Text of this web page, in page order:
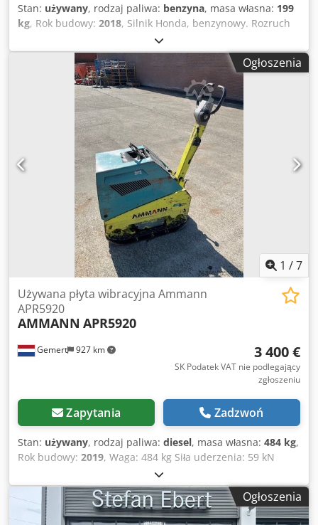
Stan: używany, rodzaj paliwa: benzyna, masa własna: 199
kg, Rok budowy: 2018, Silnik Honda, benzynowy. Rozruch
ręczny. Waga: 199 kg Siła uderzenia: 30 kN Szerokość płyty:
50 cm Ruch do przodu/do tyłu. Cena: 1700 EUR, bez VAT.
Chedpfx Aoxw H Hvsktja Dostępne w większej ilości!Ogłoszenia
1 /7
Gemert 927 km
Używana płyta wibracyjna Ammann
APR5920
AMMANN APR5920
3 400 €
SK Podatek VAT nie podlegający
zgłoszeniu
Zapytania Zadzwoń
Stan: używany, rodzaj paliwa: diesel, masa własna: 484 kg,
Rok budowy: 2019, Waga: 484 kg Siła uderzenia: 59 kN
Silnik wysokoprężny, 1 cylinder, Hatz (1b40) Napęd do
przodu/do tyłu. Rozrusznik elektryczny. Csdpfx Akexw H
Hcjtsha Szerokość płyty: 60 cm Cena za sztukę: 3 400 EUR,
bez VAT. Dostępnych kilka sztuk!
Ogłoszenia